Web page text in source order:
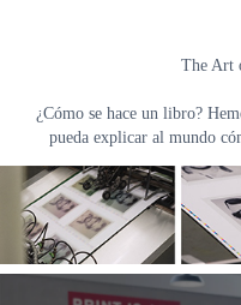
The Art
¿Cómo se hace un libro?
pueda explicar al mundo